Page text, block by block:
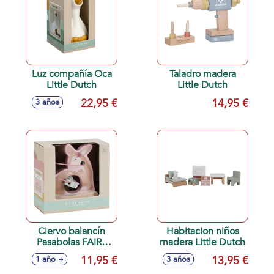
Luz compañía Oca
Little Dutch
3 años 22,95 €
Taladro madera
Little Dutch
14,95 €
Ciervo balancín
Pasabolas FAIRY
GARDEN
1 año + 11,95 €
Habitacion niños
madera Little Dutch
3 años 13,95 €